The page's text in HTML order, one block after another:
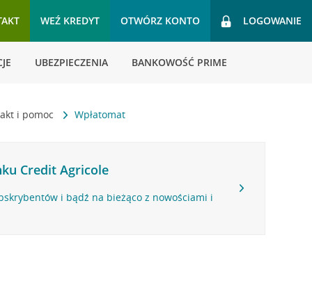
WEŹ KREDYT OTWÓRZ KONTO LOGOWANIE
UBEZPIECZENIA BANKOWOŚĆ PRIME
i pomoc Wpłatomat
Credit Agricole
i bądź na bieżąco z nowościami i